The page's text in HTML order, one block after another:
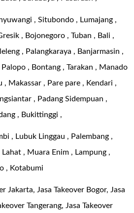
, Situbondo , Lumajang ,
, Bojonegoro , Tuban , Bali ,
, Palangkaraya , Banjarmasin ,
, Bontang , Tarakan , Manado
, Makassar , Pare pare , Kendari ,
, Padang Sidempuan ,
, Bukittinggi ,
, Lubuk Linggau , Palembang ,
, Muara Enim , Lampung ,
, Kotabumi
Jakarta, Jasa Takeover Bogor, Jasa
Tangerang, Jasa Takeover